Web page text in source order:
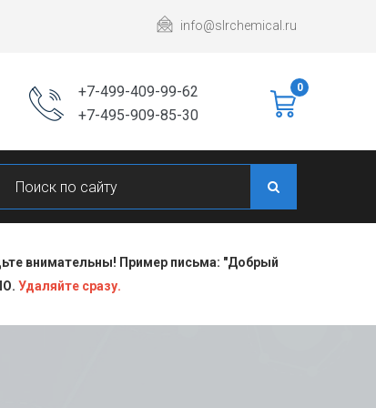
info@slrchemical.ru
+7-499-409-99-62
+7-495-909-85-30
0
внимательны! Пример письма: "Добрый
Удаляйте сразу.